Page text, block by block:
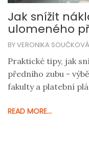
Jak snížit
ulomeného
praktické tipy
BY VERONIKA SOUČKOVÁ
Praktické tipy, jak
předního zubu -
fakulty a platební
READ MORE...